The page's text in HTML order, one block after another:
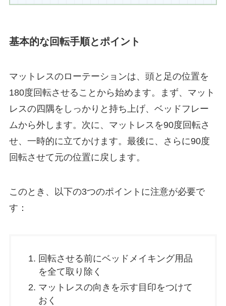
基本的な回転手順とポイント
マットレスのローテーションは、頭と足の位置を
180度回転させることから始めます。まず、マット
レスの四隅をしっかりと持ち上げ、ベッドフレー
ムから外します。次に、マットレスを90度回転さ
せ、一時的に立てかけます。最後に、さらに90度
回転させて元の位置に戻します。
このとき、以下の3つのポイントに注意が必要で
す：
回転させる前にベッドメイキング用品
を全て取り除く
マットレスの向きを示す目印をつけて
おく